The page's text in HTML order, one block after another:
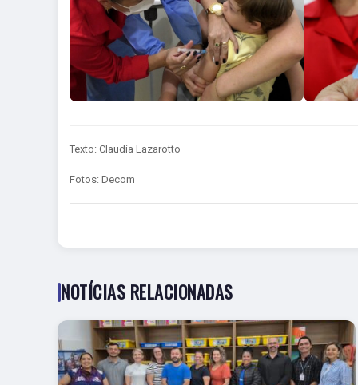
Texto: Claudia Lazarotto
Fotos: Decom
NOTÍCIAS RELACIONADAS